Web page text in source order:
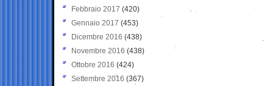
Febbraio 2017 (420)
Gennaio 2017 (453)
Dicembre 2016 (438)
Novembre 2016 (438)
Ottobre 2016 (424)
Settembre 2016 (367)